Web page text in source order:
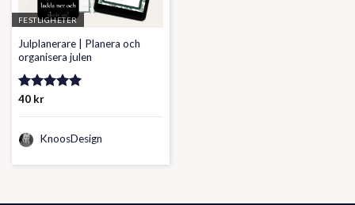
FESTLIGHETER
Julplanerare | Planera och
organisera julen
Betygsatt
40 kr
KnoosDesign